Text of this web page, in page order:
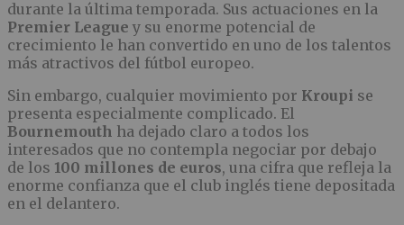
durante la última temporada. Sus actuaciones en la
Premier League y su enorme potencial de
crecimiento le han convertido en uno de los talentos
más atractivos del fútbol europeo.
Sin embargo, cualquier movimiento por Kroupi se
presenta especialmente complicado. El
Bournemouth ha dejado claro a todos los
interesados que no contempla negociar por debajo
de los 100 millones de euros, una cifra que refleja la
enorme confianza que el club inglés tiene depositada
en el delantero.